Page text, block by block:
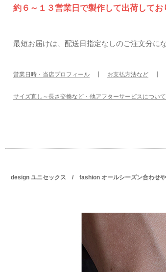
約６～１３営業日で製作して出荷してお
最短お届けは、配送日指定なしのご注文分にな
営業日時・当店プロフィール お支払方法など
サイズ直し～長さ交換など・他アフターサービスについて
design ユニセックス / fashion オールシーズン合わせ